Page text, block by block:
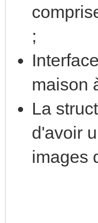
;
maison
La
d'avoir
images